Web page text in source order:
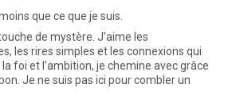
que ce que je suis.
de mystère. J’aime les
les rires simples et les connexions qui
foi et l’ambition, je chemine avec grâce
Je ne suis pas ici pour combler un